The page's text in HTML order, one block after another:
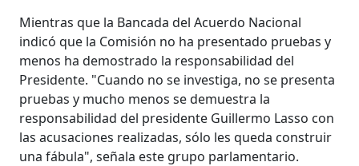
Mientras que la Bancada del Acuerdo Nacional
indicó que la Comisión no ha presentado pruebas y
menos ha demostrado la responsabilidad del
Presidente. "Cuando no se investiga, no se presenta
pruebas y mucho menos se demuestra la
responsabilidad del presidente Guillermo Lasso con
las acusaciones realizadas, sólo les queda construir
una fábula", señala este grupo parlamentario.